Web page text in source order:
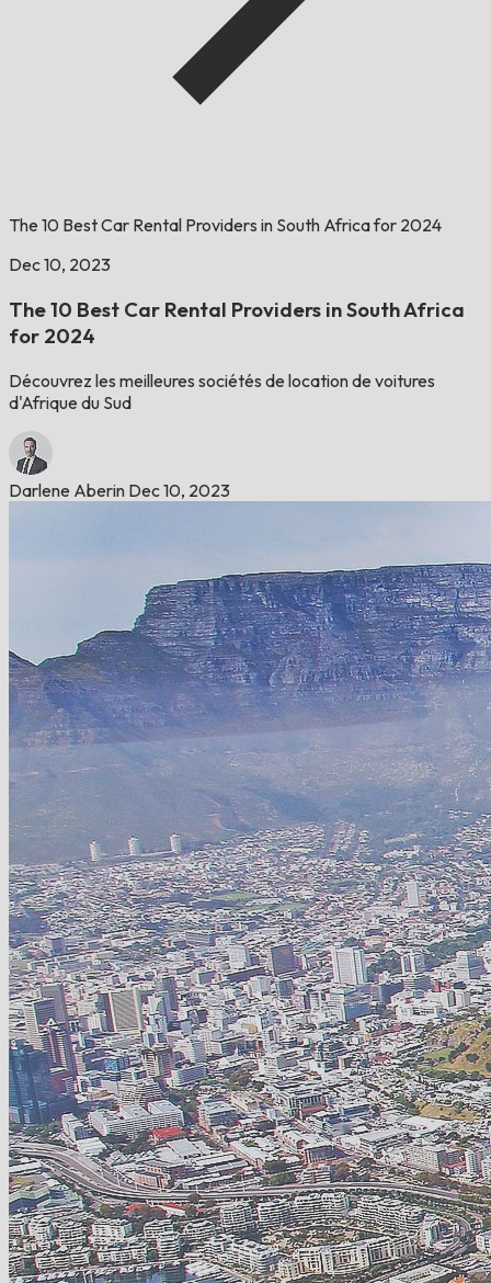
The 10 Best Car Rental Providers in South Africa for 2024
Dec 10, 2023
The 10 Best Car Rental Providers in South Africa
for 2024
Découvrez les meilleures sociétés de location de voitures
d'Afrique du Sud
Darlene Aberin Dec 10, 2023